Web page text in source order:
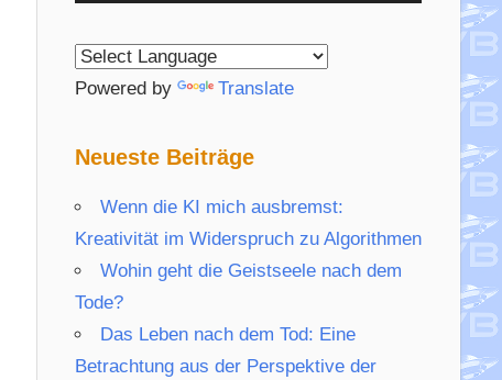
Player
Hoch/Runter
Powered by Translate
Neueste Beiträge
Wenn die KI mich ausbremst:
Kreativität im Widerspruch zu Algorithmen
Wohin geht die Geistseele nach dem
Tode?
Das Leben nach dem Tod: Eine
Betrachtung aus der Perspektive der